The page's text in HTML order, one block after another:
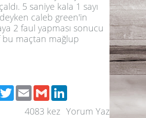
çaldı. 5 saniye kala 1 sayı
caleb green'in
2 faul yapması sonucu
bu maçtan mağlup
TwitterEmailGmail
Yorum Yaz
4083 kez